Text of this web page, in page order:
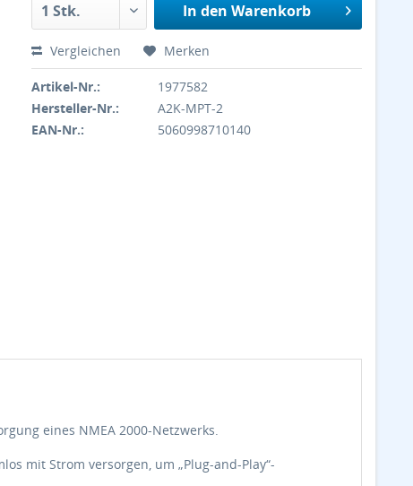
In den Warenkorb
Vergleichen Merken
Artikel-Nr.:
1977582
Hersteller-Nr.:
A2K-MPT-2
EAN-Nr.:
5060998710140
eines NMEA 2000-Netzwerks.
mit Strom versorgen, um „Plug-and-Play“-